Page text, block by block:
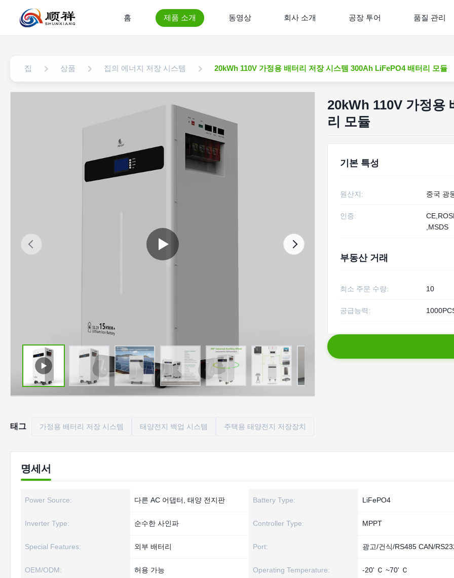
홈 제품 소개 동영상 회사 소개 공장 투어 품질 관리
집 상품 집의 에너지 저장 시스템 20kWh 110V 가정용 배터리 저장 시스템 300Ah LiFePO4 배터리 모듈
20kWh 110V 가정용
리 모듈
기본 특성
원산지: 중국 광
인증:
,MSDS
부동산 거래
최소 주문 수량: 10
공급능력:
태그 가정용 배터리 저장 시스템 태양전지 백업 시스템 주택용 태양전지 저장장치
명세서
Power Source: 다른 AC 어댑터, 태양 전지판 Battery Type: LiFePO4
Inverter Type: 순수한 사인파 Controller Type: MPPT
Special Features: 외부 배터리 Port: 광고/건식/RS485 CAN/
OEM/ODM: 허용 가능 Operating Temperature: -20' Ｃ ~70' Ｃ